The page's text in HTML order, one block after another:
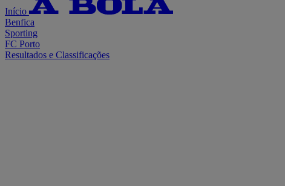
Início
Benfica
Sporting
FC Porto
Resultados e Classificações